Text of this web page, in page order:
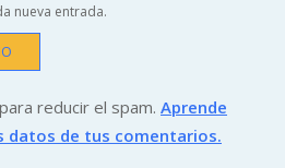
nueva entrada.
reducir el spam. Aprende
datos de tus comentarios.